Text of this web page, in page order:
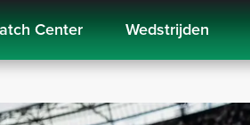
Center Wedstrijden